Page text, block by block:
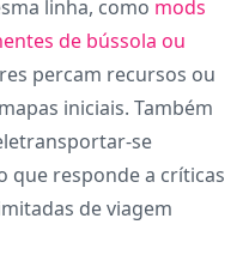
linha, como mods
de bússola ou
percam recursos ou
iniciais. Também
se
que responde a críticas
de viagem